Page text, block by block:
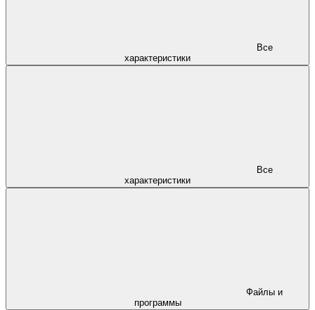
характеристики
характеристики
программы